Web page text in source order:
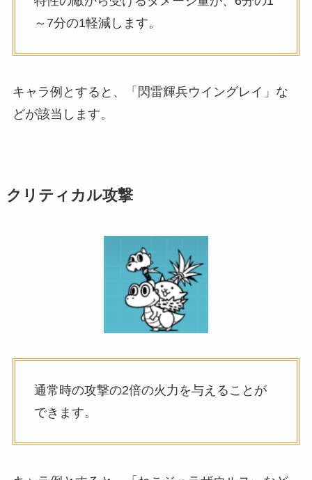
～7分の1軽減します。
キャラ例とすると、「閃雷輝兵ウイングレイ」な
どが該当します。
クリティカル攻撃
通常時の攻撃の2倍の火力を与えることが
できます。